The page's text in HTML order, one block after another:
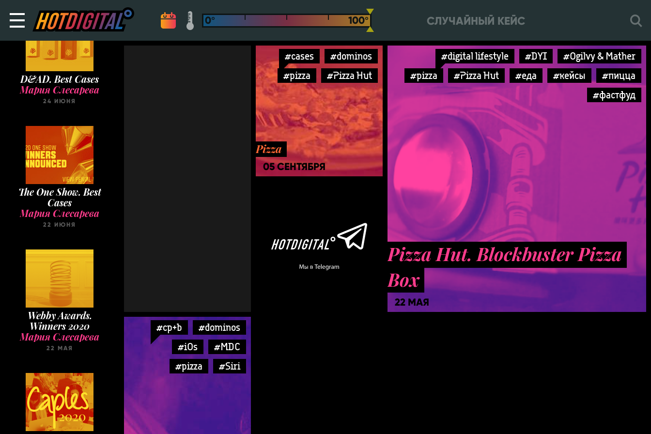
СЛУЧАЙНЫЙ КЕЙС
D&AD. Best Cases
Мария Слесарева
24 ИЮНЯ
The One Show. Best
Cases
Мария Слесарева
22 ИЮНЯ
Webby Awards.
Winners 2020
Мария Слесарева
22 МАЯ
#cases
#dominos
#pizza
#Pizza Hut
Pizza
05 СЕНТЯБРЯ
#digital lifestyle #DYI
#Ogilvy & Mather
#pizza
#Pizza Hut #еда #кейсы
#пицца
#фастфуд
Pizza Hut. Blockbuster Pizza
Box
22 МАЯ
#cp+b
#dominos
#iOs
#MDC
#pizza
#Siri